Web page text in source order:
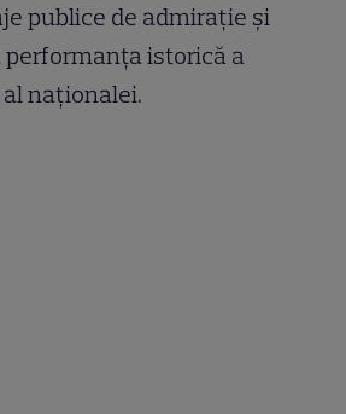
publice de admirație și
istorică a
naționalei.